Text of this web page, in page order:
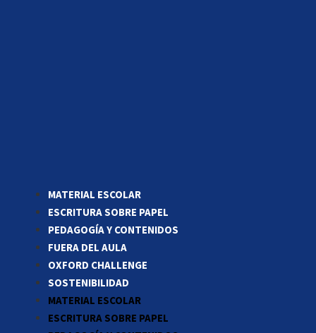
MATERIAL ESCOLAR
ESCRITURA SOBRE PAPEL
PEDAGOGÍA Y CONTENIDOS
FUERA DEL AULA
OXFORD CHALLENGE
SOSTENIBILIDAD
MATERIAL ESCOLAR
ESCRITURA SOBRE PAPEL